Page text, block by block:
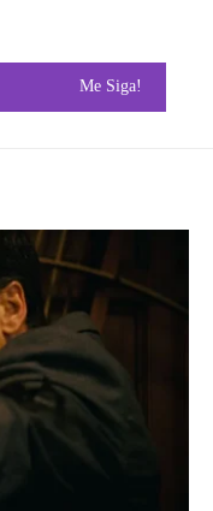
Me Siga!